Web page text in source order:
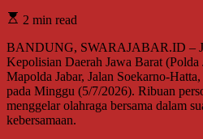
2 min read
BANDUNG, SWARAJABAR.ID –
Kepolisian Daerah Jawa Barat (Polda
Mapolda Jabar, Jalan Soekarno-
pada Minggu (5/7/2026). Ribuan
menggelar olahraga bersama dalam
kebersamaan.